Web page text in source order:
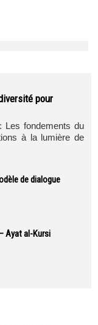
pour
Les fondements du
à la lumière de
de dialogue
Ayat al-Kursi